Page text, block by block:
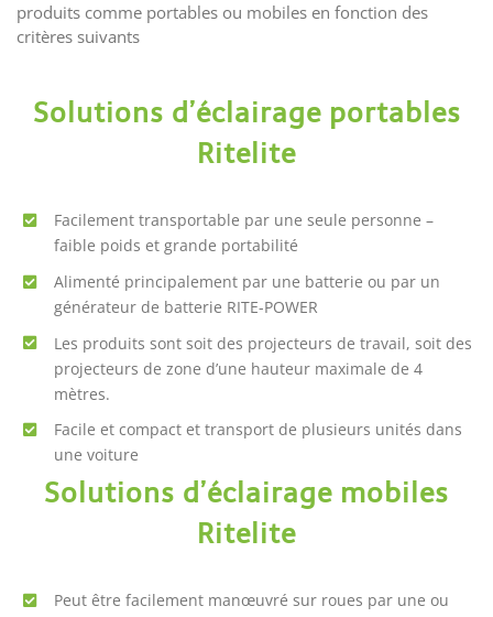
produits comme portables ou mobiles en fonction des
critères suivants
Solutions d’éclairage portables
Ritelite
Facilement transportable par une seule personne –
faible poids et grande portabilité
Alimenté principalement par une batterie ou par un
générateur de batterie RITE-POWER
Les produits sont soit des projecteurs de travail, soit des
projecteurs de zone d’une hauteur maximale de 4
mètres.
Facile et compact et transport de plusieurs unités dans
une voiture
Solutions d’éclairage mobiles
Ritelite
Peut être facilement manœuvré sur roues par une ou